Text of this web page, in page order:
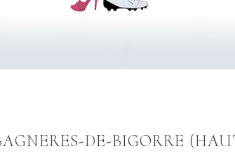
DE-BIGORRE